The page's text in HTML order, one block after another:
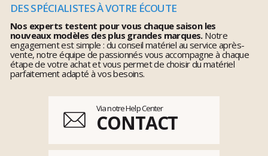
DES SPÉCIALISTES À VOTRE ÉCOUTE
Nos experts testent pour vous chaque saison les
nouveaux modèles des plus grandes marques.Notre
engagement est simple : du conseil matériel au service après-
vente, notre équipe de passionnés vous accompagne à chaque
étape de votre achat et vous permet de choisir du matériel
parfaitement adapté à vos besoins.
Via notre Help Center
CONTACT